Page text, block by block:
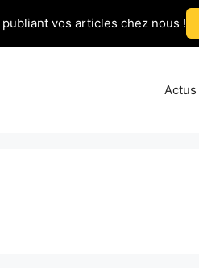
Actus
vos articles chez nous !